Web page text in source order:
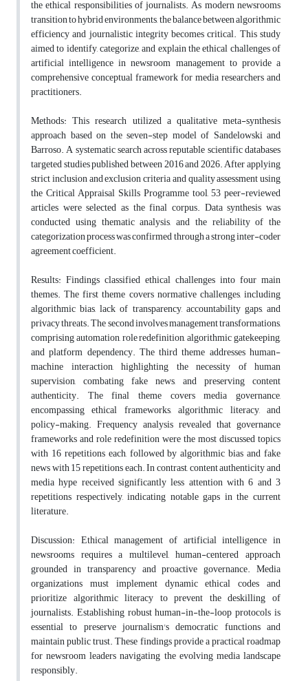
the ethical responsibilities of journalists. As modern newsrooms
transition to hybrid environments, the balance between algorithmic
efficiency and journalistic integrity becomes critical. This study
aimed to identify, categorize, and explain the ethical challenges of
artificial intelligence in newsroom management to provide a
comprehensive conceptual framework for media researchers and
practitioners.
Methods: This research utilized a qualitative meta-synthesis
approach based on the seven-step model of Sandelowski and
Barroso. A systematic search across reputable scientific databases
targeted studies published between 2016 and 2026. After applying
strict inclusion and exclusion criteria and quality assessment using
the Critical Appraisal Skills Programme tool, 53 peer-reviewed
articles were selected as the final corpus. Data synthesis was
conducted using thematic analysis, and the reliability of the
categorization process was confirmed through a strong inter-coder
agreement coefficient.
Results: Findings classified ethical challenges into four main
themes. The first theme covers normative challenges, including
algorithmic bias, lack of transparency, accountability gaps, and
privacy threats. The second involves management transformations,
comprising automation, role redefinition, algorithmic gatekeeping,
and platform dependency. The third theme addresses human-
machine interaction, highlighting the necessity of human
supervision, combating fake news, and preserving content
authenticity. The final theme covers media governance,
encompassing ethical frameworks, algorithmic literacy, and
policy-making. Frequency analysis revealed that governance
frameworks and role redefinition were the most discussed topics
with 16 repetitions each, followed by algorithmic bias and fake
news with 15 repetitions each. In contrast, content authenticity and
media hype received significantly less attention with 6 and 3
repetitions respectively, indicating notable gaps in the current
literature.
Discussion: Ethical management of artificial intelligence in
newsrooms requires a multilevel, human-centered approach
grounded in transparency and proactive governance. Media
organizations must implement dynamic ethical codes and
prioritize algorithmic literacy to prevent the deskilling of
journalists. Establishing robust human-in-the-loop protocols is
essential to preserve journalism's democratic functions and
maintain public trust. These findings provide a practical roadmap
for newsroom leaders navigating the evolving media landscape
responsibly.